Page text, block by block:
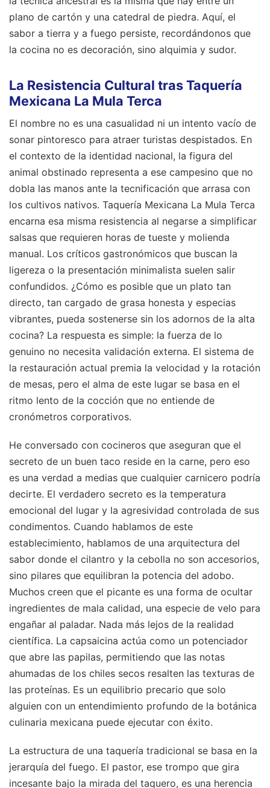
plano de cartón y una catedral de piedra. Aquí, el
sabor a tierra y a fuego persiste, recordándonos que
la cocina no es decoración, sino alquimia y sudor.
La Resistencia Cultural tras Taquería
Mexicana La Mula Terca
El nombre no es una casualidad ni un intento vacío de
sonar pintoresco para atraer turistas despistados. En
el contexto de la identidad nacional, la figura del
animal obstinado representa a ese campesino que no
dobla las manos ante la tecnificación que arrasa con
los cultivos nativos. Taquería Mexicana La Mula Terca
encarna esa misma resistencia al negarse a simplificar
salsas que requieren horas de tueste y molienda
manual. Los críticos gastronómicos que buscan la
ligereza o la presentación minimalista suelen salir
confundidos. ¿Cómo es posible que un plato tan
directo, tan cargado de grasa honesta y especias
vibrantes, pueda sostenerse sin los adornos de la alta
cocina? La respuesta es simple: la fuerza de lo
genuino no necesita validación externa. El sistema de
la restauración actual premia la velocidad y la rotación
de mesas, pero el alma de este lugar se basa en el
ritmo lento de la cocción que no entiende de
cronómetros corporativos.
He conversado con cocineros que aseguran que el
secreto de un buen taco reside en la carne, pero eso
es una verdad a medias que cualquier carnicero podría
decirte. El verdadero secreto es la temperatura
emocional del lugar y la agresividad controlada de sus
condimentos. Cuando hablamos de este
establecimiento, hablamos de una arquitectura del
sabor donde el cilantro y la cebolla no son accesorios,
sino pilares que equilibran la potencia del adobo.
Muchos creen que el picante es una forma de ocultar
ingredientes de mala calidad, una especie de velo para
engañar al paladar. Nada más lejos de la realidad
científica. La capsaicina actúa como un potenciador
que abre las papilas, permitiendo que las notas
ahumadas de los chiles secos resalten las texturas de
las proteínas. Es un equilibrio precario que solo
alguien con un entendimiento profundo de la botánica
culinaria mexicana puede ejecutar con éxito.
La estructura de una taquería tradicional se basa en la
jerarquía del fuego. El pastor, ese trompo que gira
incesante bajo la mirada del taquero, es una herencia